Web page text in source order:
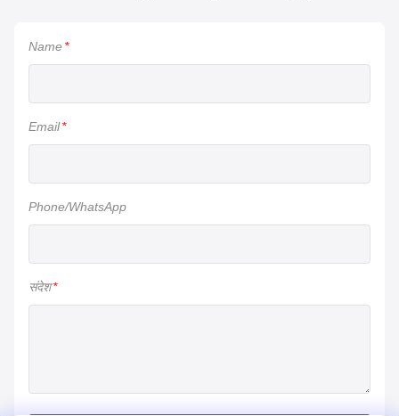
Name*
Email*
Phone/WhatsApp
संदेश*